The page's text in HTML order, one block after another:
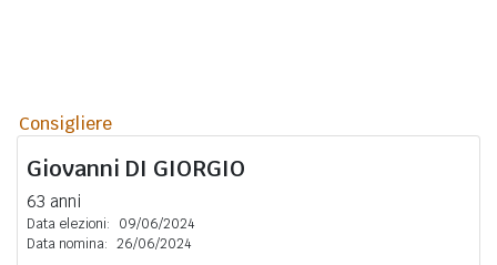
Consigliere
Giovanni DI GIORGIO
63 anni
Data elezioni:
09/06/2024
Data nomina: 26/06/2024